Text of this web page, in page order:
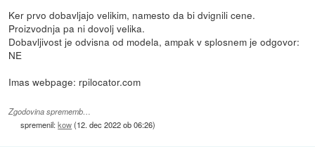
Ker prvo dobavljajo velikim, namesto da bi dvignili cene.
Proizvodnja pa ni dovolj velika.
Dobavljivost je odvisna od modela, ampak v splosnem je odgovor:
NE
Imas webpage: rpilocator.com
Zgodovina sprememb…
spremenil:kow(12. dec 2022 ob 06:26)